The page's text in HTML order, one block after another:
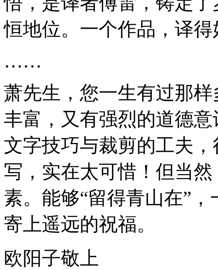
恒地位。一个作品，译
……
萧先生，您一生有过那
丰富，又有强烈的道德
文字技巧与裁剪的工夫
写，实在太可惜！但当
素。能够“留得青山在”
寄上遥远的祝福。
欧阳子敬上